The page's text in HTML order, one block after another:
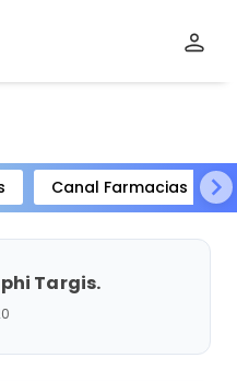
Canal Farmacias
Targis.